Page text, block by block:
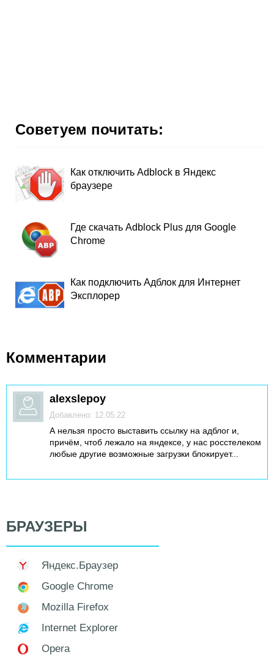
Советуем почитать:
Как отключить Adblock в Яндекс
браузере
Где скачать Adblock Plus для Google
Chrome
Как подключить Адблок для Интернет
Эксплорер
Комментарии
alexslepoy
Добавлено: 12.05.22
А нельзя просто выставить ссылку на адблог и,
причём, чтоб лежало на яндексе, у нас росстелеком
любые другие возможные загрузки блокирует...
БРАУЗЕРЫ
Яндекс.Браузер
Google Chrome
Mozilla Firefox
Internet Explorer
Opera